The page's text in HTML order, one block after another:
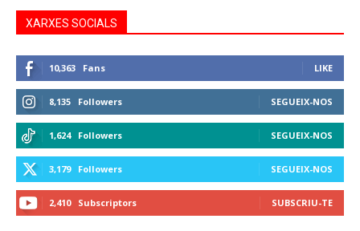
XARXES SOCIALS
10,363 Fans LIKE
8,135 Followers SEGUEIX-NOS
1,624 Followers SEGUEIX-NOS
3,179 Followers SEGUEIX-NOS
2,410 Subscriptors SUBSCRIU-TE